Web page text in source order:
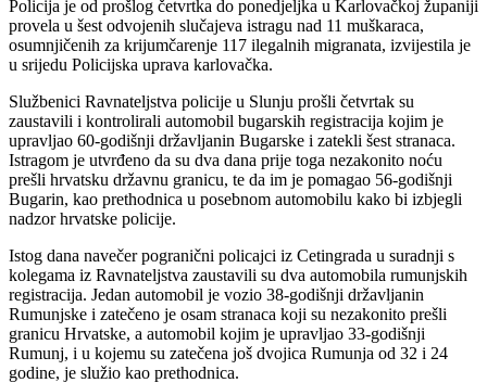
Policija je od prošlog četvrtka do ponedjeljka u Karlovačkoj županiji
provela u šest odvojenih slučajeva istragu nad 11 muškaraca,
osumnjičenih za krijumčarenje 117 ilegalnih migranata, izvijestila je
u srijedu Policijska uprava karlovačka.
Službenici Ravnateljstva policije u Slunju prošli četvrtak su
zaustavili i kontrolirali automobil bugarskih registracija kojim je
upravljao 60-godišnji državljanin Bugarske i zatekli šest stranaca.
Istragom je utvrđeno da su dva dana prije toga nezakonito noću
prešli hrvatsku državnu granicu, te da im je pomagao 56-godišnji
Bugarin, kao prethodnica u posebnom automobilu kako bi izbjegli
nadzor hrvatske policije.
Istog dana navečer pogranični policajci iz Cetingrada u suradnji s
kolegama iz Ravnateljstva zaustavili su dva automobila rumunjskih
registracija. Jedan automobil je vozio 38-godišnji državljanin
Rumunjske i zatečeno je osam stranaca koji su nezakonito prešli
granicu Hrvatske, a automobil kojim je upravljao 33-godišnji
Rumunj, i u kojemu su zatečena još dvojica Rumunja od 32 i 24
godine, je služio kao prethodnica.